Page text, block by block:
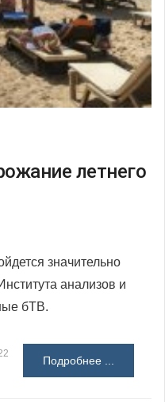
летнего
значительно
анализов и
бТВ.
Подробнее ...